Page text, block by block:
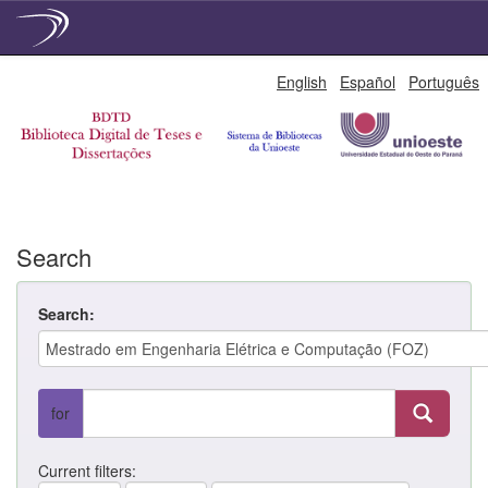
English Español Português
Search
Search:
for
Current filters: